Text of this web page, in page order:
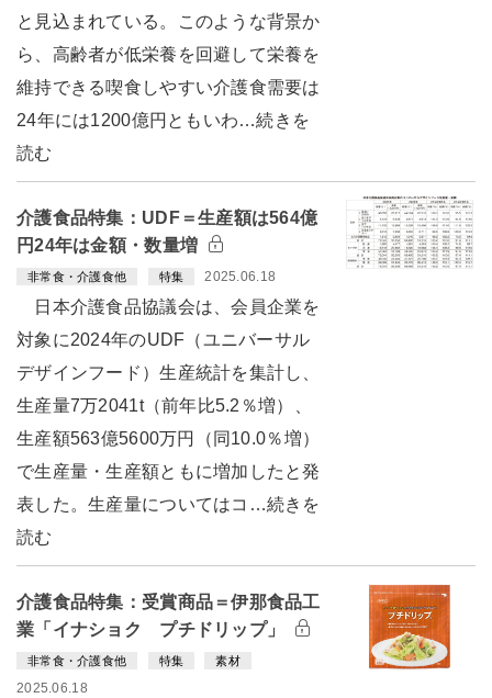
と見込まれている。このような背景か
ら、高齢者が低栄養を回避して栄養を
維持できる喫食しやすい介護食需要は
24年には1200億円ともいわ…続きを
読む
介護食品特集：UDF＝生産額は564億
円24年は金額・数量増
非常食・介護食他 特集 2025.06.18
日本介護食品協議会は、会員企業を
対象に2024年のUDF（ユニバーサル
デザインフード）生産統計を集計し、
生産量7万2041t（前年比5.2％増）、
生産額563億5600万円（同10.0％増）
で生産量・生産額ともに増加したと発
表した。生産量についてはコ…続きを
読む
介護食品特集：受賞商品＝伊那食品工
業「イナショク プチドリップ」
非常食・介護食他 特集 素材
2025.06.18